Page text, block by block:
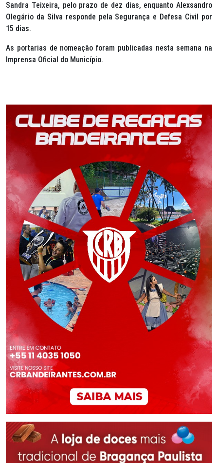
Sandra Teixeira, pelo prazo de dez dias, enquanto Alexsandro
Olegário da Silva responde pela Segurança e Defesa Civil por
15 dias.
As portarias de nomeação foram publicadas nesta semana na
Imprensa Oficial do Município.